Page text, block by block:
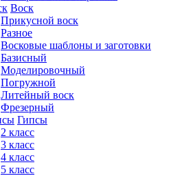
Воск
Прикусной воск
Разное
Восковые шаблоны и заготовки
Базисный
Моделировочный
Погружной
Литейный воск
Фрезерный
Гипсы
2 класс
3 класс
4 класс
5 класс